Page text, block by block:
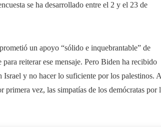
se ha desarrollado entre el 2 y el 23 de
un apoyo “sólido e inquebrantable” de
reiterar ese mensaje. Pero Biden ha recibido
y no hacer lo suficiente por los palestinos. A
vez, las simpatías de los demócratas por